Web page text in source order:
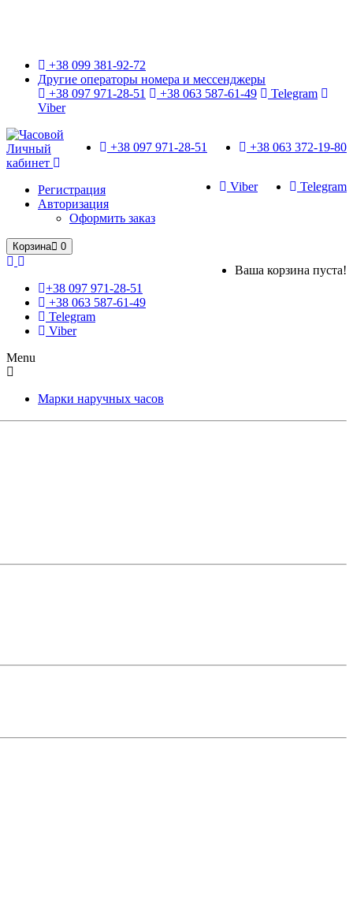
+38 099 381-92-72
Другие операторы номера и мессенджеры
+38 097 971-28-51
+38 063 587-61-49
Telegram
Viber
+38 063 372-19-80
+38 097 971-28-51
Telegram
Viber
Личный
кабинет
Регистрация
Авторизация
Оформить заказ
Корзина 0
Ваша корзина пуста!
+38 097 971-28-51
+38 063 587-61-49
Telegram
Viber
Menu
Марки наручных часов